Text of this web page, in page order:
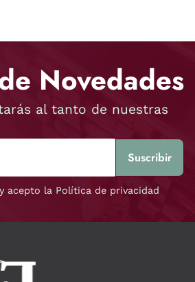
Novedades
al tanto de nuestras
acepto la Política de privacidad